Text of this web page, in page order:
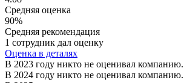
Средняя оценка
90%
Средняя рекомендация
1 сотрудник дал оценку
Оценка в деталях
В 2023 году никто не оценивал компанию.
В 2024 году никто не оценивал компанию.